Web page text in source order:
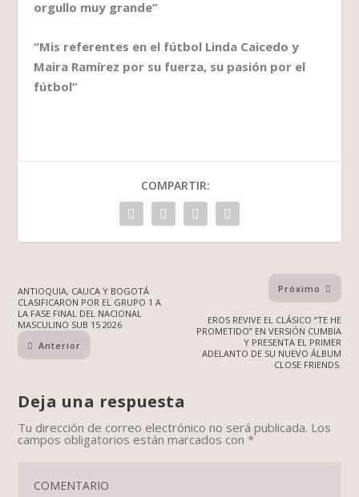
orgullo muy grande”
“Mis referentes en el fútbol Linda Caicedo y
Maira Ramírez por su fuerza, su pasión por el
fútbol”
COMPARTIR:
ANTIOQUIA, CAUCA Y BOGOTÁ
CLASIFICARON POR EL GRUPO 1 A
LA FASE FINAL DEL NACIONAL
MASCULINO SUB 15 2026
Anterior
Próximo
EROS REVIVE EL CLÁSICO “TE HE
PROMETIDO” EN VERSIÓN CUMBIA
Y PRESENTA EL PRIMER
ADELANTO DE SU NUEVO ÁLBUM
CLOSE FRIENDS.
Deja una respuesta
Tu dirección de correo electrónico no será publicada. Los
campos obligatorios están marcados con*